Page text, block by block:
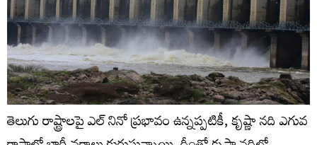
తెలుగు రాష్ట్రాలపై ఎల్ నినో ప్రభావం ఉన్నప్పటికీ, కృష్ణా నది ఎగువ